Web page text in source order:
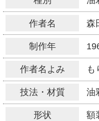
作者名 森
制作年
作者名よみ も
技法・材質 油
形状 額